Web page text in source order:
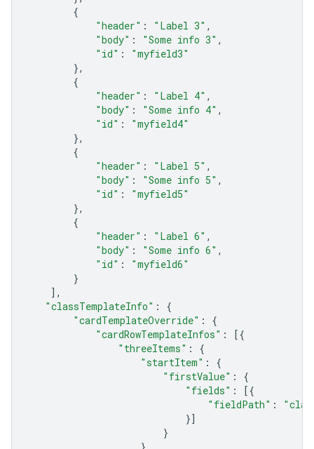
{
"header" : "Label 3" ,
"body" : "Some info 3" ,
"id" :
"myfield3"
},
{
"header" : "Label 4" ,
"body" : "Some info 4" ,
"id" :
"myfield4"
},
{
"header" : "Label 5" ,
"body" : "Some info 5" ,
"id" :
"myfield5"
},
{
"header" : "Label 6" ,
"body" : "Some info 6" ,
"id" :
"myfield6"
}
],
"classTemplateInfo" :
{
"cardTemplateOverride" :
{
"cardRowTemplateInfos" :
[{
"threeItems" :
{
"startItem" :
{
"firstValue" :
{
"fields" :
[{
"fieldPath" :
}]
}